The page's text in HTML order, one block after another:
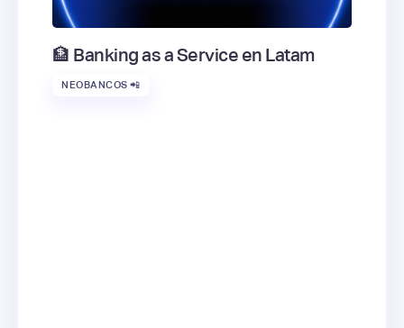
🏦 Banking as a Service en Latam
NEOBANCOS 📲